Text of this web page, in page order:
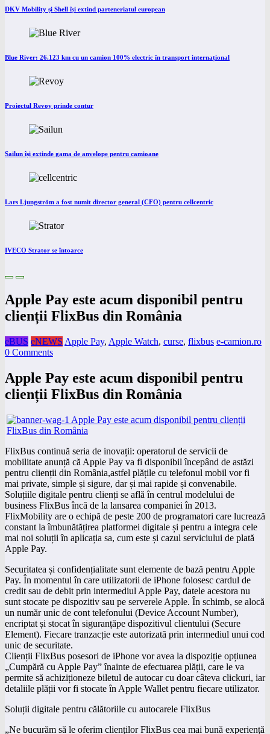
DKV Mobility și Shell își extind parteneriatul european
Blue River: 26.123 km cu un camion 100% electric în transport internațional
Proiectul Revoy prinde contur
Sailun își extinde gama de anvelope pentru camioane
Lars Ljungström a fost numit director general (CFO) pentru cellcentric
IVECO Strator se întoarce
Apple Pay este acum disponibil pentru
clienții FlixBus din România
eBUS eNEWS Apple Pay, Apple Watch, curse, flixbus e-camion.ro
0 Comments
Apple Pay este acum disponibil pentru
clienții FlixBus din România
FlixBus continuă seria de inovații: operatorul de servicii de
mobilitate anunță că Apple Pay va fi disponibil începând de astăzi
pentru clienții din România,astfel plățile cu telefonul mobil vor fi
mai private, simple și sigure, dar și mai rapide și convenabile.
Soluțiile digitale pentru clienți se află în centrul modelului de
business FlixBus încă de la lansarea companiei în 2013.
FlixMobility are o echipă de peste 200 de programatori care lucrează
constant la îmbunătățirea platformei digitale și pentru a integra cele
mai noi soluții în aplicația sa, cum este și cazul serviciului de plată
Apple Pay.
Securitatea și confidențialitate sunt elemente de bază pentru Apple
Pay. În momentul în care utilizatorii de iPhone folosesc cardul de
credit sau de debit prin intermediul Apple Pay, datele acestora nu
sunt stocate pe dispozitiv sau pe serverele Apple. În schimb, se alocă
un număr unic de cont telefonului (Device Account Number),
encriptat și stocat în siguranțăpe dispozitivul clientului (Secure
Element). Fiecare tranzacție este autorizată prin intermediul unui cod
unic de securitate.
Clienții FlixBus posesori de iPhone vor avea la dispoziție opțiunea
„Cumpără cu Apple Pay” înainte de efectuarea plății, care le va
permite să achiziționeze biletul de autocar cu doar câteva clickuri, iar
detaliile plății vor fi stocate în Apple Wallet pentru fiecare utilizator.
Soluții digitale pentru călătoriile cu autocarele FlixBus
„Ne bucurăm să le oferim clienților FlixBus cea mai bună experiență